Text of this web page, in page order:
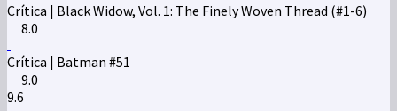
Crítica | Black Widow, Vol. 1: The Finely Woven Thread (#1-6)
8.0
Crítica | Batman #51
9.0
9.6